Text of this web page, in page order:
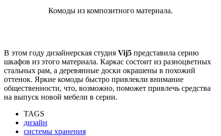
Комоды из композитного материала.
В этом году дизайнерская студия Vij5 представила серию
шкафов из этого материала. Каркас состоит из разноцветных
стальных рам, а деревянные доски окрашены в похожий
оттенок. Яркие комоды быстро привлекли внимание
общественности, что, возможно, поможет привлечь средства
на выпуск новой мебели в серии.
TAGS
дизайн
системы хранения